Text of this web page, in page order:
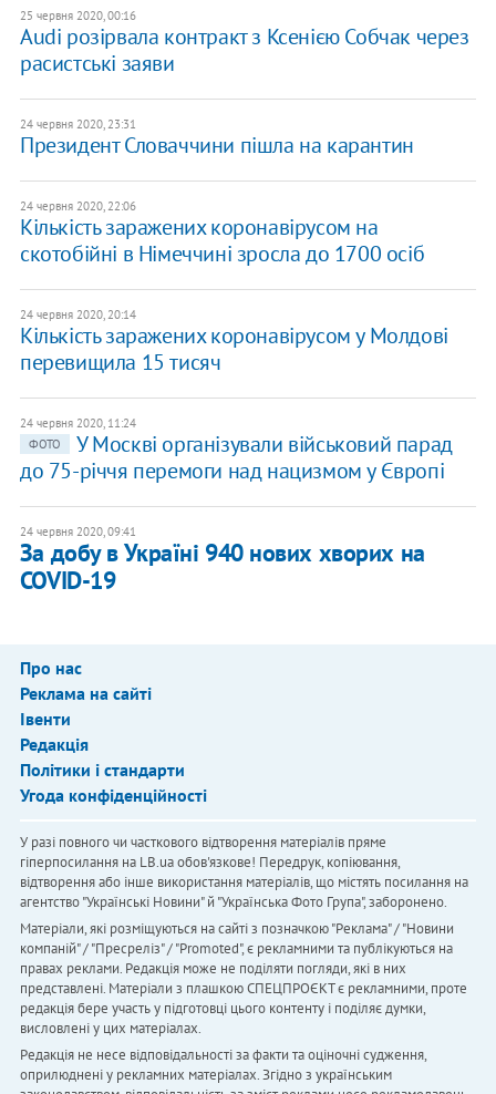
25 червня 2020, 00:16
Audi розірвала контракт з Ксенією Собчак через
расистські заяви
24 червня 2020, 23:31
Президент Словаччини пішла на карантин
24 червня 2020, 22:06
Кількість заражених коронавірусом на
скотобійні в Німеччині зросла до 1700 осіб
24 червня 2020, 20:14
Кількість заражених коронавірусом у Молдові
перевищила 15 тисяч
24 червня 2020, 11:24
ФОТО
У Москві організували військовий парад
до 75-річчя перемоги над нацизмом у Європі
24 червня 2020, 09:41
За добу в Україні 940 нових хворих на
COVID-19
Про нас
Реклама на сайті
Івенти
Редакція
Політики і стандарти
Угода конфіденційності
У разі повного чи часткового відтворення матеріалів пряме
гіперпосилання на LB.ua обов'язкове! Передрук, копіювання,
відтворення або інше використання матеріалів, що містять посилання на
агентство "Українськi Новини" й "Українська Фото Група", заборонено.
Матеріали, які розміщуються на сайті з позначкою "Реклама" / "Новини
компаній" / "Пресреліз" / "Promoted", є рекламними та публікуються на
правах реклами. Редакція може не поділяти погляди, які в них
представлені. Матеріали з плашкою СПЕЦПРОЄКТ є рекламними, проте
редакція бере участь у підготовці цього контенту і поділяє думки,
висловлені у цих матеріалах.
Редакція не несе відповідальності за факти та оціночні судження,
оприлюднені у рекламних матеріалах. Згідно з українським